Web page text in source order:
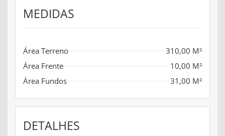
MEDIDAS
Área Terreno
310,00 M²
Área Frente
10,00 M²
Área Fundos
31,00 M²
DETALHES